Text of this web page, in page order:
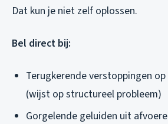
Dat kun je niet zelf oplossen.
Bel direct bij:
Terugkerende verstoppingen
(wijst op structureel probleem)
Gorgelende geluiden uit